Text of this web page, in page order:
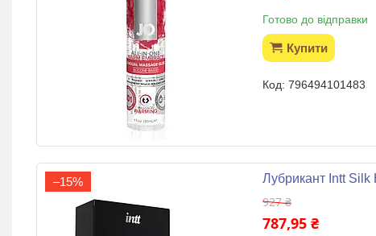
Готово до відправки
Купити
796494101483
–15% Лубрикант Intt
927 ₴
787,95 ₴